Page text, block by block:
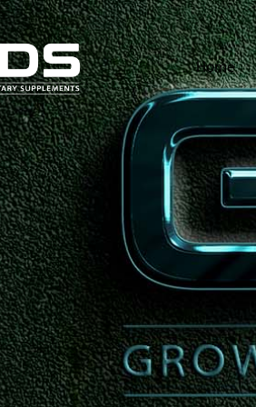
Home